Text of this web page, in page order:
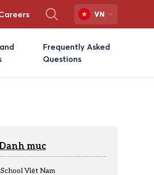
VN
Frequently Asked
Questions
mục
Việt Nam